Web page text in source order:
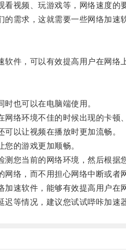
视频、玩游戏等，网络速度的要
需求，这就需要一些网络加速软
件，可以有效提高用户在网络
也可以在电脑端使用。
络环境不佳的时候出现的卡顿
以让视频在播放时更加流畅。
的游戏更加顺畅。
当前的网络环境，然后根据
络，而不用担心网络中断或者
速软件，能够有效提高用户在
情况，建议您试试哔咔加速